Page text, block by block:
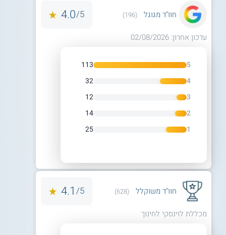
חוו"ד מגוגל (196)
5/
4.0
עדכון אחרון: 02/08/2026
5
113
4
32
3
12
2
14
1
25
חוו"ד משוקלל (628)
5/
4.1
מכללת לוינסקי לחינוך